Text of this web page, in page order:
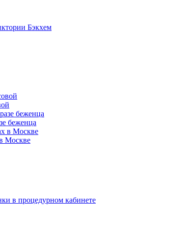
Бэкхем
беженца
Москве
в процедурном кабинете